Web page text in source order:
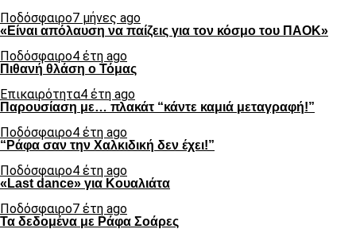
Ποδόσφαιρο7 μήνες ago
«Είναι απόλαυση να παίζεις για τον κόσμο του ΠΑΟΚ»
Ποδόσφαιρο4 έτη ago
Πιθανή θλάση ο Τόμας
Επικαιρότητα4 έτη ago
Παρουσίαση με… πλακάτ “κάντε καμιά μεταγραφή!”
Ποδόσφαιρο4 έτη ago
“Ράφα σαν την Χαλκιδική δεν έχει!”
Ποδόσφαιρο4 έτη ago
«Last dance» για Κουαλιάτα
Ποδόσφαιρο7 έτη ago
Τα δεδομένα με Ράφα Σοάρες